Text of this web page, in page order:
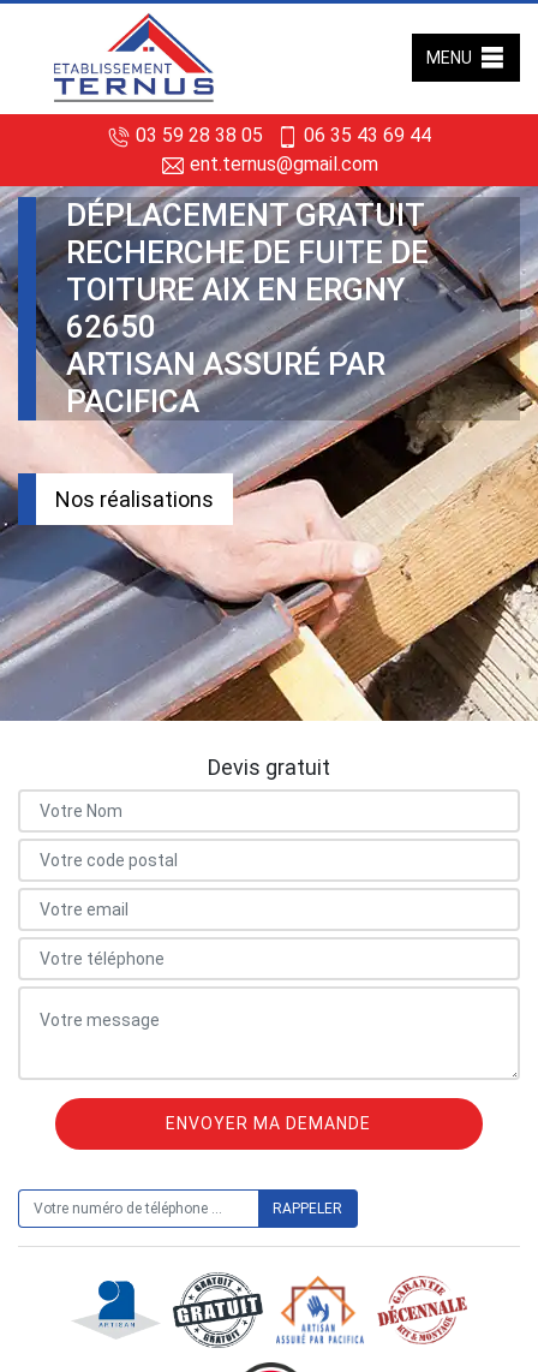
03 59 28 38 05
06 35 43 69 44
ent.ternus@gmail.com
MENU
DÉPLACEMENT GRATUIT
RECHERCHE DE FUITE DE
TOITURE AIX EN ERGNY
62650
ARTISAN ASSURÉ PAR
PACIFICA
Nos réalisations
Devis gratuit